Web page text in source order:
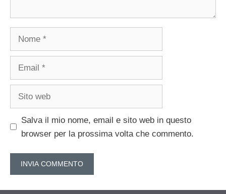
Nome
Email
Sito
Salva il mio nome, email e sito web in questo
browser per la prossima volta che commento.